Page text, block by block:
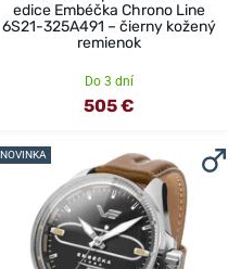
edice Embéčka Chrono Line
6S21-325A491 – čierny kožený
remienok
Do 3 dní
505 €
NOVINKA